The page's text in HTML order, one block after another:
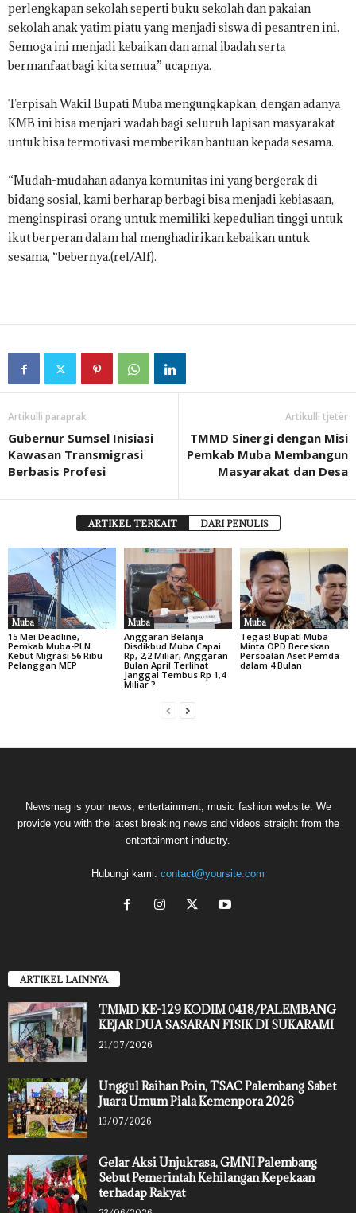
perlengkapan sekolah seperti buku sekolah dan pakaian
sekolah anak yatim piatu yang menjadi siswa di pesantren ini.
Semoga ini menjadi kebaikan dan amal ibadah serta
bermanfaat bagi kita semua,” ucapnya.
Terpisah Wakil Bupati Muba mengungkapkan, dengan adanya
KMB ini bisa menjari wadah bagi seluruh lapisan masyarakat
untuk bisa termotivasi memberikan bantuan kepada sesama.
“Mudah-mudahan adanya komunitas ini yang bergerak di
bidang sosial, kami berharap berbagi bisa menjadi kebiasaan,
menginspirasi orang untuk memiliki kepedulian tinggi untuk
ikut berperan dalam hal menghadirikan kebaikan untuk
sesama, “bebernya.(rel/Alf).
Artikulli paraprak
Gubernur Sumsel Inisiasi
Kawasan Transmigrasi
Berbasis Profesi
Artikulli tjetër
TMMD Sinergi dengan Misi
Pemkab Muba Membangun
Masyarakat dan Desa
ARTIKEL TERKAIT DARI PENULIS
Muba
15 Mei Deadline,
Pemkab Muba-PLN
Kebut Migrasi 56 Ribu
Pelanggan MEP
Muba
Anggaran Belanja
Disdikbud Muba Capai
Rp, 2,2 Miliar, Anggaran
Bulan April Terlihat
Janggal Tembus Rp 1,4
Miliar ?
Muba
Tegas! Bupati Muba
Minta OPD Bereskan
Persoalan Aset Pemda
dalam 4 Bulan
Newsmag is your news, entertainment, music fashion website. We
provide you with the latest breaking news and videos straight from the
entertainment industry.
Hubungi kami: contact@yoursite.com
ARTIKEL LAINNYA
TMMD KE-129 KODIM 0418/PALEMBANG
KEJAR DUA SASARAN FISIK DI SUKARAMI
21/07/2026
Unggul Raihan Poin, TSAC Palembang Sabet
Juara Umum Piala Kemenpora 2026
13/07/2026
Gelar Aksi Unjukrasa, GMNI Palembang
Sebut Pemerintah Kehilangan Kepekaan
terhadap Rakyat